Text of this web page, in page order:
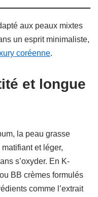
aux peaux mixtes
un esprit minimaliste,
coréenne.
et longue
la peau grasse
et léger,
s’oxyder. En K-
BB crèmes formulés
comme l’extrait